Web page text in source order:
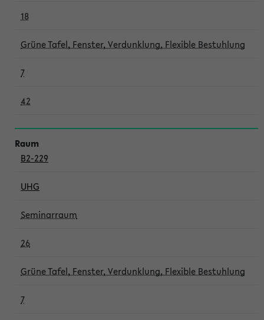
18
Grüne Tafel, Fenster, Verdunklung, Flexible Bestuhlung
7
42
B2-229
UHG
Seminarraum
26
Grüne Tafel, Fenster, Verdunklung, Flexible Bestuhlung
7